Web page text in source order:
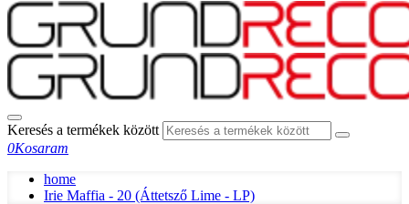
Keresés a termékek között
0Kosaram
home
Irie Maffia - 20 (Áttetsző Lime - LP)